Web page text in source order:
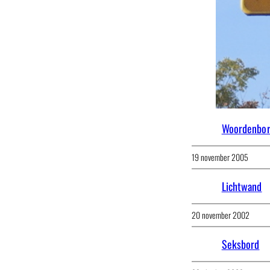
19 november 2005
Lichtwand
20 november 2002
Seksbord